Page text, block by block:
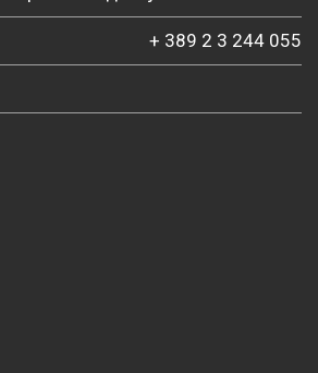
+ 389 2 3 244 055